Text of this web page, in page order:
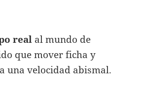
real al mundo de
que mover ficha y
una velocidad abismal.